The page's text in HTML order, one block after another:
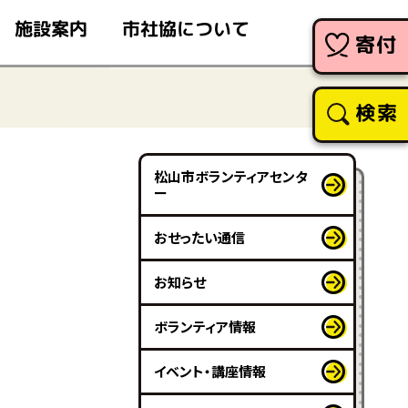
施設案内 市社協について
寄付
検索
松山市ボランティアセンタ
ー
おせったい通信
お知らせ
ボランティア情報
イベント・講座情報